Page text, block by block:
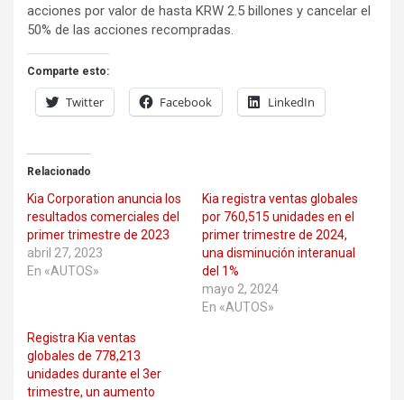
acciones por valor de hasta KRW 2.5 billones y cancelar el
50% de las acciones recompradas.
Comparte esto:
Twitter Facebook LinkedIn
Relacionado
Kia Corporation anuncia los
resultados comerciales del
primer trimestre de 2023
abril 27, 2023
En «AUTOS»
Kia registra ventas globales
por 760,515 unidades en el
primer trimestre de 2024,
una disminución interanual
del 1%
mayo 2, 2024
En «AUTOS»
Registra Kia ventas
globales de 778,213
unidades durante el 3er
trimestre, un aumento